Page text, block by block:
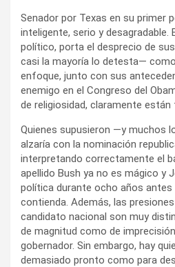
Senador por Texas en su primer
inteligente, serio y desagradable.
político, porta el desprecio de
casi la mayoría lo detesta—
enfoque, junto con sus
enemigo en el Congreso del
de religiosidad, claramente
Quienes supusieron —y muchos
alzaría con la nominación
interpretando correctamente el
apellido Bush ya no es mágico y
política durante ocho años
contienda. Además, las
candidato nacional son muy
de magnitud como de
gobernador. Sin embargo, hay
demasiado pronto como para